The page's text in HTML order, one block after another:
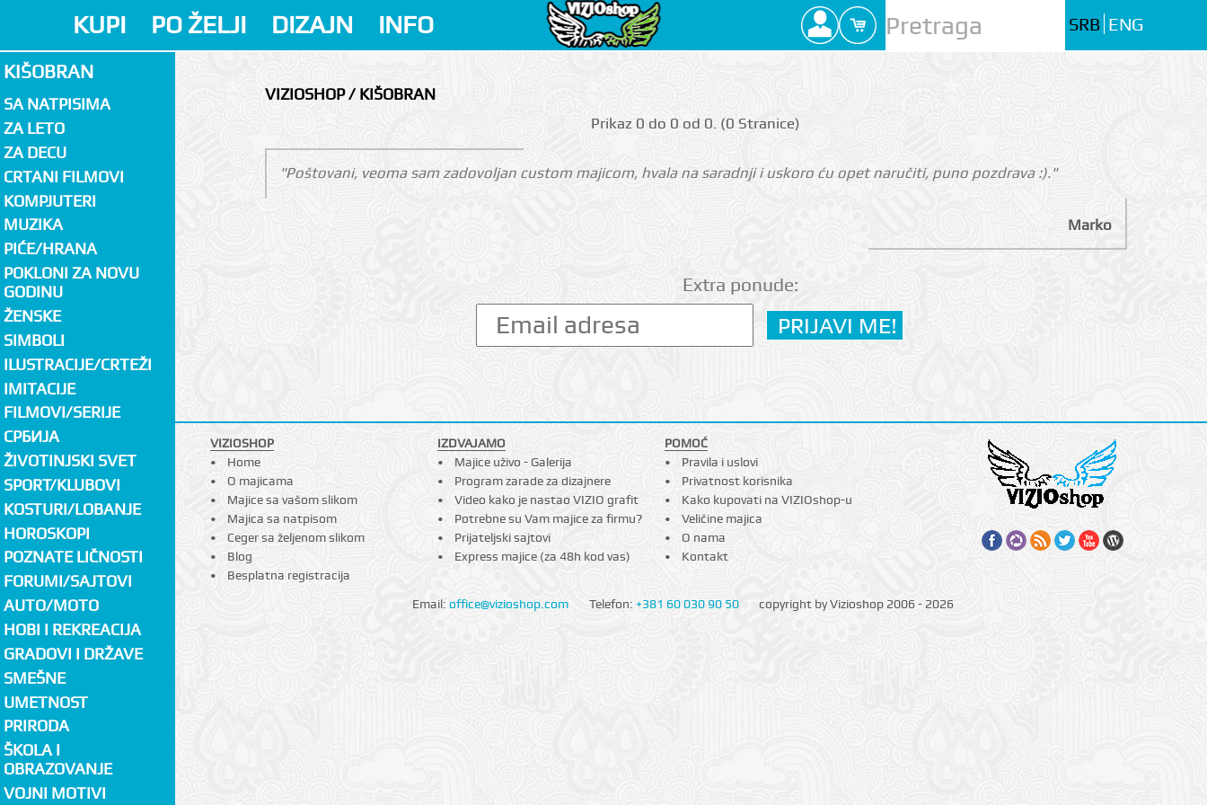
KUPI PO ŽELJI DIZAJN INFO SRB ENG
KIŠOBRAN
SA NATPISIMA
ZA LETO
ZA DECU
CRTANI FILMOVI
KOMPJUTERI
MUZIKA
PIĆE/HRANA
POKLONI ZA NOVU
GODINU
ŽENSKE
SIMBOLI
ILUSTRACIJE/CRTEŽI
IMITACIJE
FILMOVI/SERIJE
СРБИЈА
ŽIVOTINJSKI SVET
SPORT/KLUBOVI
KOSTURI/LOBANJE
HOROSKOPI
POZNATE LIČNOSTI
FORUMI/SAJTOVI
AUTO/MOTO
HOBI I REKREACIJA
GRADOVI I DRŽAVE
SMEŠNE
UMETNOST
PRIRODA
ŠKOLA I
OBRAZOVANJE
VOJNI MOTIVI
VIZIOSHOP / KIŠOBRAN
Prikаz 0 do 0 оd 0. (0 Strаnicе)
"Poštovani, veoma sam zadovoljan custom majicom, hvala na saradnji i uskoro ću opet naručiti, puno pozdrava :)."
Marko
Extra ponude:
VIZIOSHOP
Home
O majicama
Majice sa vašom slikom
Majica sa natpisom
Ceger sa željenom slikom
Blog
Besplatna registracija
IZDVAJAMO
Majice uživo - Galerija
Program zarade za dizajnere
Video kako je nastao VIZIO grafit
Potrebne su Vam majice za firmu?
Prijateljski sajtovi
Express majice (za 48h kod vas)
POMOĆ
Pravila i uslovi
Privatnost korisnika
Kako kupovati na VIZIOshop-u
Veličine majica
O nama
Kontakt
Email: office@vizioshop.com Telefon: +381 60 030 90 50 copyright by Vizioshop 2006 - 2026